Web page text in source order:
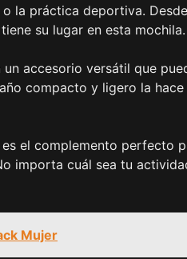
la práctica deportiva.
su lugar en esta mochila.
accesorio versátil que
compacto y ligero la
el complemento perfecto
importa cuál sea tu
Mujer